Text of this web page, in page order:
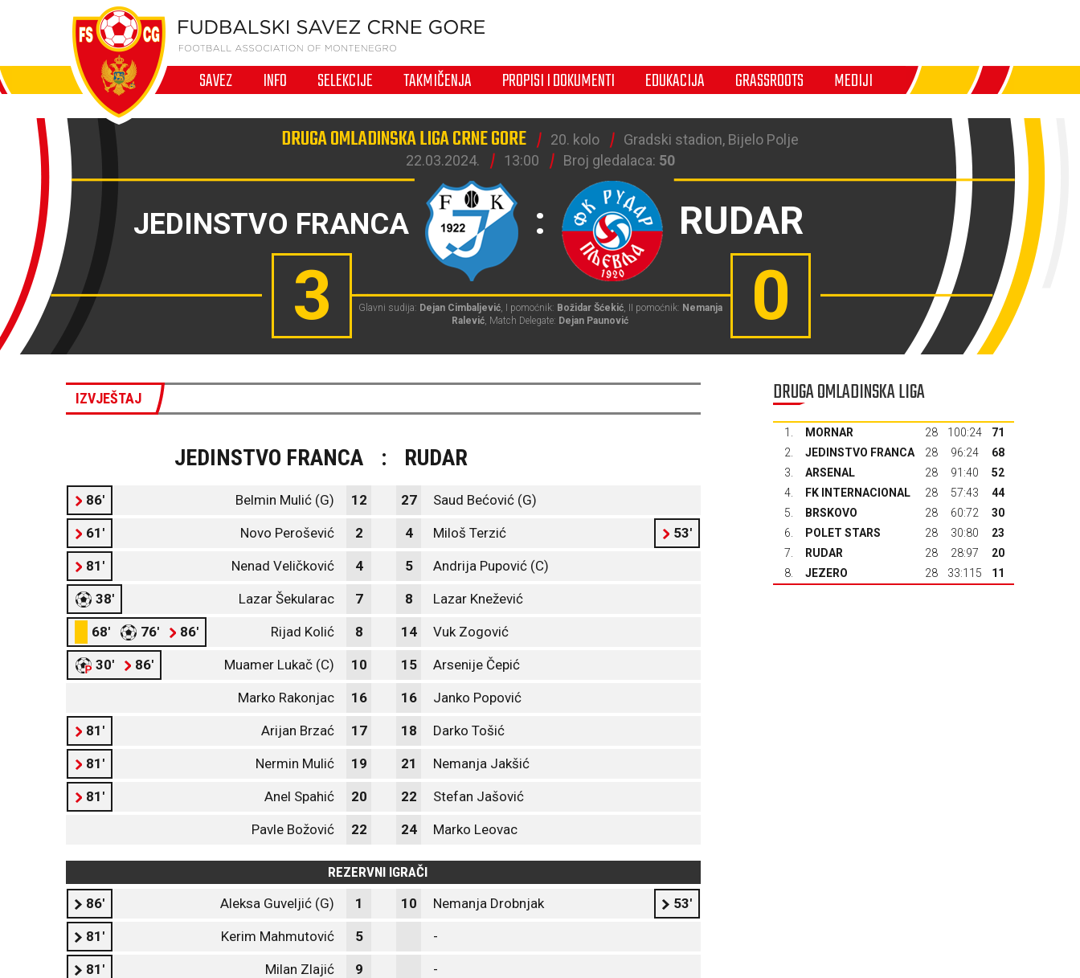
SAVEZ INFO SELEKCIJE TAKMIČENJA PROPISI I DOKUMENTI EDUKACIJA GRASSROOTS MEDIJI
DRUGA OMLADINSKA LIGA CRNE GORE 20. kolo
Gradski stadion, Bijelo Polje
22.03.2024.
13:00 Broj gledalaca: 50
JEDINSTVO FRANCA : RUDAR
3 0
Glavni sudija: Dejan Cimbaljević, I pomoćnik: Božidar Šćekić, II pomoćnik: Nemanja
Ralević, Match Delegate: Dejan Paunović
IZVJEŠTAJ
JEDINSTVO FRANCA : RUDAR
86' Belmin Mulić (G) 12 27 Saud Bećović (G)
61' Novo Perošević 2 4 Miloš Terzić 53'
81' Nenad Veličković 4 5 Andrija Pupović (C)
38' Lazar Šekularac 7 8 Lazar Knežević
68' 76' 86' Rijad Kolić 8 14 Vuk Zogović
30' 86' Muamer Lukač (C) 10 15 Arsenije Čepić
Marko Rakonjac 16 16 Janko Popović
81' Arijan Brzać 17 18 Darko Tošić
81' Nermin Mulić 19 21 Nemanja Jakšić
81' Anel Spahić 20 22 Stefan Jašović
Pavle Božović 22 24 Marko Leovac
REZERVNI IGRAČI
86'
Aleksa Guveljić (G) 1 10 Nemanja Drobnjak 53'
81' Kerim Mahmutović 5 -
81' Milan Zlajić 9 -
DRUGA OMLADINSKA LIGA
1. MORNAR 28 100:24
71
2.
JEDINSTVO FRANCA 28 96:24
68
3.
ARSENAL 28 91:40
52
4.
FK INTERNACIONAL 28 57:43
44
5.
BRSKOVO 28 60:72
30
6.
POLET STARS 28 30:80
23
7.
RUDAR 28 28:97
20
8.
JEZERO 28 33:115 11